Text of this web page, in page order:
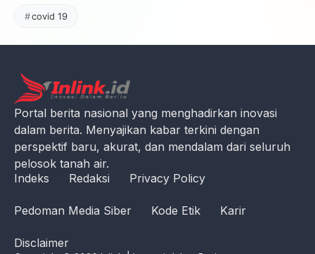
covid 19
Portal berita nasional yang menghadirkan inovasi
dalam berita. Menyajikan kabar terkini dengan
perspektif baru, akurat, dan mendalam dari seluruh
pelosok tanah air.
Indeks
Redaksi Privacy Policy
Pedoman Media Siber Kode Etik Karir
Disclaimer